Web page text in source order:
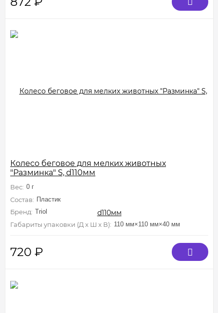
Колесо беговое для мелких животных
"Разминка" S, d110мм
Вес: 0 г
Состав: Пластик
Бренд: Triol
Габариты упаковки (Д х Ш х В): 110 мм×110 мм×40 мм
720 ₽